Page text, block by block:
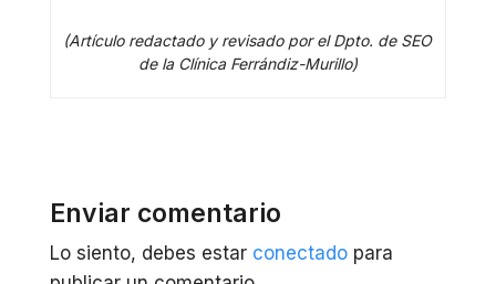
(Artículo redactado y revisado por el Dpto. de SEO
de la Clínica Ferrándiz-Murillo)
Enviar comentario
Lo siento, debes estar conectadopara